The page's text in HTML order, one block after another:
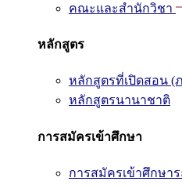
คณะและสำนักวิชา
หลักสูตร
หลักสูตรที่เปิดสอน (
หลักสูตรนานาชาติ
การสมัครเข้าศึกษา
การสมัครเข้าศึกษ